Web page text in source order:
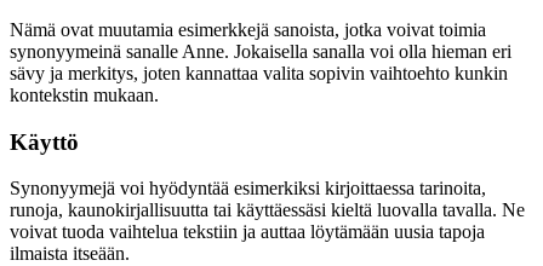
Nämä ovat muutamia esimerkkejä sanoista, jotka voivat toimia
synonyymeinä sanalle Anne. Jokaisella sanalla voi olla hieman eri
sävy ja merkitys, joten kannattaa valita sopivin vaihtoehto kunkin
kontekstin mukaan.
Käyttö
Synonyymejä voi hyödyntää esimerkiksi kirjoittaessa tarinoita,
runoja, kaunokirjallisuutta tai käyttäessäsi kieltä luovalla tavalla. Ne
voivat tuoda vaihtelua tekstiin ja auttaa löytämään uusia tapoja
ilmaista itseään.